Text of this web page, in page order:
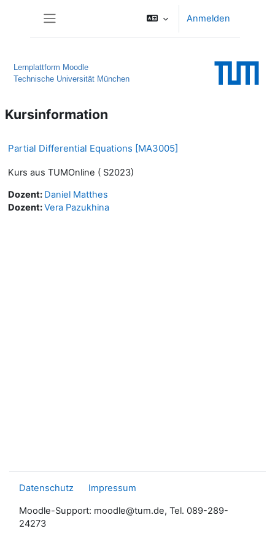
Anmelden
Lernplattform Moodle
Technische Universität München
Kursinformation
Partial Differential Equations [MA3005]
Kurs aus TUMOnline ( S2023)
Dozent: Daniel Matthes
Dozent:Vera Pazukhina
Datenschutz Impressum
Moodle-Support: moodle@tum.de, Tel. 089-289-
24273